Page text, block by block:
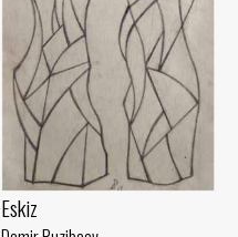
Eskiz